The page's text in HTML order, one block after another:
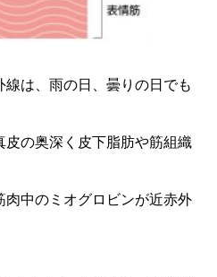
は、雨の日、曇りの日でも
皮の奥深く皮下脂肪や筋組織
肉中のミオグロビンが近赤外